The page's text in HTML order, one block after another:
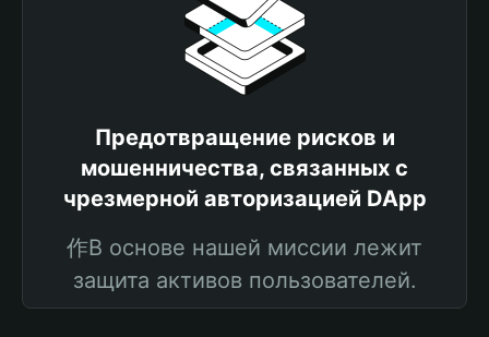
Предотвращение рисков и
мошенничества, связанных с
чрезмерной авторизацией DApp
作В основе нашей миссии лежит
защита активов пользователей.